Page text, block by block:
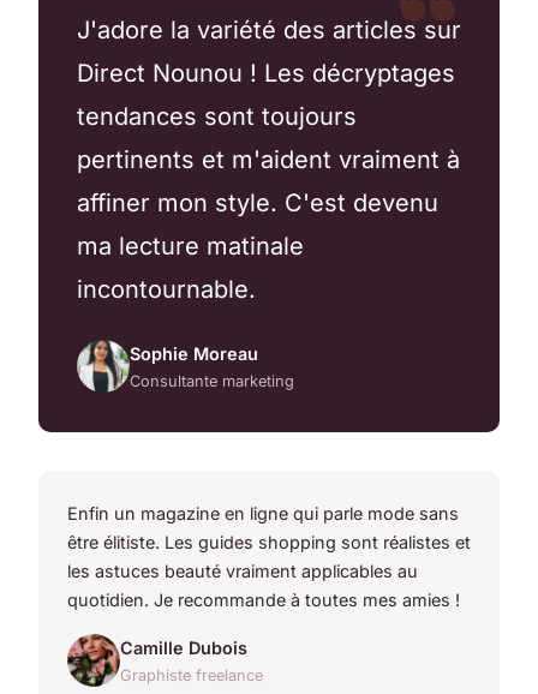
J'adore la variété des articles sur
Direct Nounou ! Les décryptages
tendances sont toujours
pertinents et m'aident vraiment à
affiner mon style. C'est devenu
ma lecture matinale
incontournable.
Sophie Moreau
Consultante marketing
Enfin un magazine en ligne qui parle mode sans
être élitiste. Les guides shopping sont réalistes et
les astuces beauté vraiment applicables au
quotidien. Je recommande à toutes mes amies !
Camille Dubois
Graphiste freelance